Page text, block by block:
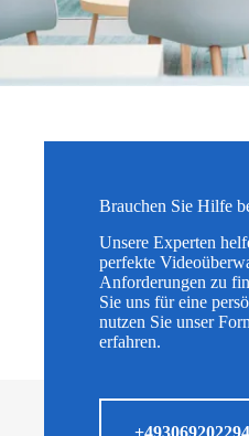
Brauchen Sie Hilfe
Unsere Experten
perfekte
Anforderungen zu
Sie uns für eine
nutzen Sie unser
erfahren.
+493069202294